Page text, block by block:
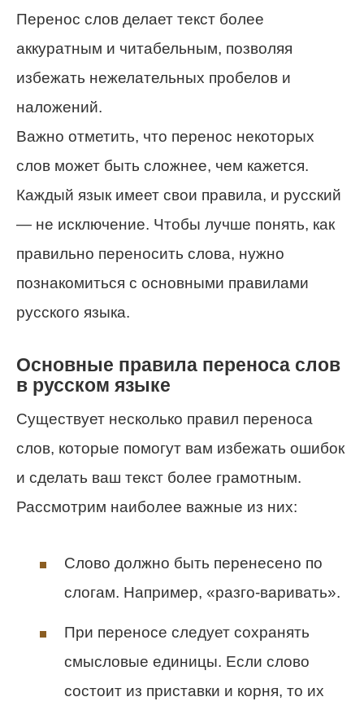
Перенос слов делает текст более
аккуратным и читабельным, позволяя
избежать нежелательных пробелов и
наложений.
Важно отметить, что перенос некоторых
слов может быть сложнее, чем кажется.
Каждый язык имеет свои правила, и русский
— не исключение. Чтобы лучше понять, как
правильно переносить слова, нужно
познакомиться с основными правилами
русского языка.
Основные правила переноса слов
в русском языке
Существует несколько правил переноса
слов, которые помогут вам избежать ошибок
и сделать ваш текст более грамотным.
Рассмотрим наиболее важные из них:
Слово должно быть перенесено по
слогам. Например, «разго-варивать».
При переносе следует сохранять
смысловые единицы. Если слово
состоит из приставки и корня, то их